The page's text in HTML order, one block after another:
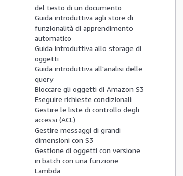
del testo di un documento
Guida introduttiva agli store di
funzionalità di apprendimento
automatico
Guida introduttiva allo storage di
oggetti
Guida introduttiva all'analisi delle
query
Bloccare gli oggetti di Amazon S3
Eseguire richieste condizionali
Gestire le liste di controllo degli
accessi (ACL)
Gestire messaggi di grandi
dimensioni con S3
Gestione di oggetti con versione
in batch con una funzione
Lambda